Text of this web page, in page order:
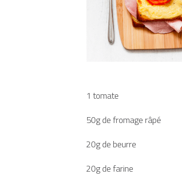
1 tomate
50g de fromage râpé
20g de beurre
20g de farine